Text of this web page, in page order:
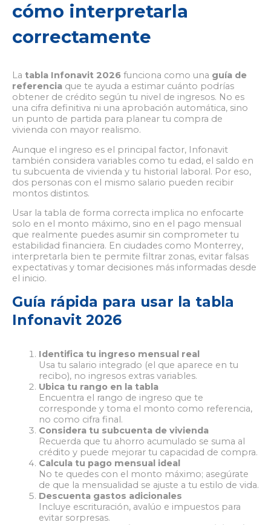
cómo interpretarla
correctamente
La tabla Infonavit 2026 funciona como una guía de
referencia que te ayuda a estimar cuánto podrías
obtener de crédito según tu nivel de ingresos. No es
una cifra definitiva ni una aprobación automática, sino
un punto de partida para planear tu compra de
vivienda con mayor realismo.
Aunque el ingreso es el principal factor, Infonavit
también considera variables como tu edad, el saldo en
tu subcuenta de vivienda y tu historial laboral. Por eso,
dos personas con el mismo salario pueden recibir
montos distintos.
Usar la tabla de forma correcta implica no enfocarte
solo en el monto máximo, sino en el pago mensual
que realmente puedes asumir sin comprometer tu
estabilidad financiera. En ciudades como Monterrey,
interpretarla bien te permite filtrar zonas, evitar falsas
expectativas y tomar decisiones más informadas desde
el inicio.
Guía rápida para usar la tabla
Infonavit 2026
Identifica tu ingreso mensual real
Usa tu salario integrado (el que aparece en tu
recibo), no ingresos extras variables.
Ubica tu rango en la tabla
Encuentra el rango de ingreso que te
corresponde y toma el monto como referencia,
no como cifra final.
Considera tu subcuenta de vivienda
Recuerda que tu ahorro acumulado se suma al
crédito y puede mejorar tu capacidad de compra.
Calcula tu pago mensual ideal
No te quedes con el monto máximo; asegúrate
de que la mensualidad se ajuste a tu estilo de vida.
Descuenta gastos adicionales
Incluye escrituración, avalúo e impuestos para
evitar sorpresas.